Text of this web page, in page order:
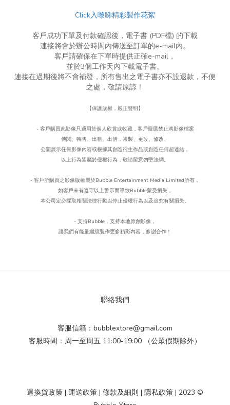
Click入嚟睇精彩製作花絮
客戶成功下單及付款確認後，電子書 (PDF檔) 的下載
連接將會於辦公時間內傳送至訂單的e-mail內。
客戶請確保在下單時提供正確e-mail，
並於3個工作天內下載電子書。
連接在過期後將不會補發，所有售出之電子書亦不設退款，不便
之處，敬請原諒！
【保護版權，嚴正聲明】
- 客戶購買此影像只適用於個人欣賞或收藏，客戶嚴厲禁止將影像檔案
傳閱、轉售、出租、出借，複製、更改、 修改、
公開展示任何影像內容或根據其創造衍生作品或創造任何超連結，
以上行為皆屬於侵權行為， 敬請留意勿墮法網。
- 客戶所購買之影像版權屬於Bubble Entertainment Media Limited所有，
如客戶未有遵守以上警示而導致Bubble蒙受損失，
本公司定必採取相關法律行動以停止侵權行為以及追究有關損失。
- 支持Bubble ， 支持本地原創影像，
讓我們有能量繼續製作更多精彩內容，多謝合作！
聯絡我們
客服信箱：bubblextore@gmail.com
客服時間：周一至周五 11:00-19:00 （公眾假期除外）
退換貨政策 | 運送政策 | 條款及細則 | 隱私政策 | 2023 ©